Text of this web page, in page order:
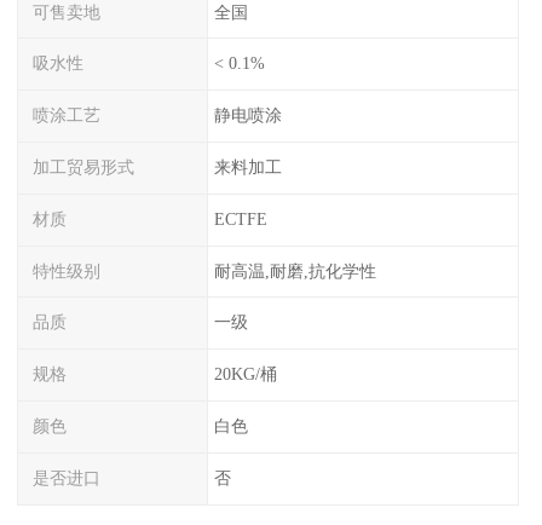
可售卖地 全国
吸水性 < 0.1%
喷涂工艺 静电喷涂
加工贸易形式 来料加工
材质 ECTFE
特性级别 耐高温,耐磨,抗化学性
品质 一级
规格 20KG/桶
颜色 白色
是否进口 否